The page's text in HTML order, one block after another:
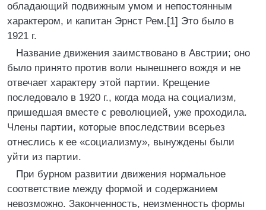
обладающий подвижным умом и непостоянным
характером, и капитан Эрнст Рем.[1] Это было в
1921 г.
Название движения заимствовано в Австрии; оно
было принято против воли нынешнего вождя и не
отвечает характеру этой партии. Крещение
последовало в 1920 г., когда мода на социализм,
пришедшая вместе с революцией, уже проходила.
Члены партии, которые впоследствии всерьез
отнеслись к ее «социализму», вынуждены были
уйти из партии.
При бурном развитии движения нормальное
соответствие между формой и содержанием
невозможно. Законченность, неизменность формы